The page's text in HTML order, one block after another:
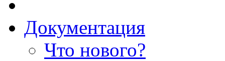
Документация
Что нового?